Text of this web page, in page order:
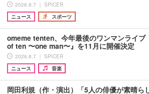
2026.8.7 ｜ SPICER
ニュース
スポーツ
omeme tenten、今年最後のワンマンライブ
of ten 〜one man〜』を11月に開催決定
2026.8.7 ｜ SPICER
ニュース
音楽
岡田利規（作・演出）「5人の俳優が素晴ら